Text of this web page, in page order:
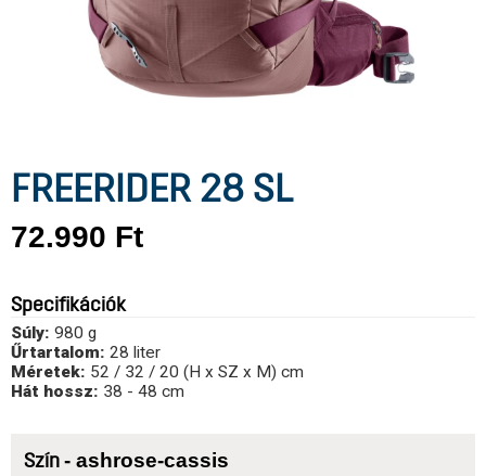
FREERIDER 28 SL
72.990 Ft
Specifikációk
Súly: 980 g
Űrtartalom: 28 liter
Méretek: 52 / 32 / 20 (H x SZ x M) cm
Hát hossz: 38 - 48 cm
Szín - ashrose-cassis